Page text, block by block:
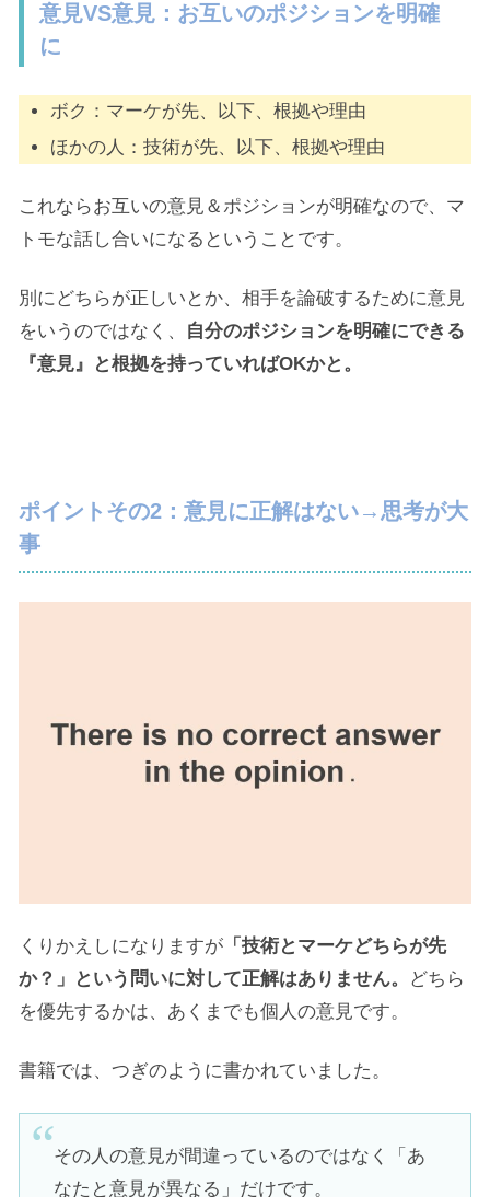
意見VS意見：お互いのポジションを明確
に
ボク：マーケが先、以下、根拠や理由
ほかの人：技術が先、以下、根拠や理由
これならお互いの意見＆ポジションが明確なので、マ
トモな話し合いになるということです。
別にどちらが正しいとか、相手を論破するために意見
をいうのではなく、
自分のポジションを明確にできる
『意見』と根拠を持っていればOKかと。
ポイントその2：意見に正解はない→思考が大
事
くりかえしになりますが 「技術とマーケどちらが先
か？」という問いに対して正解はありません。
どちら
を優先するかは、あくまでも個人の意見です。
書籍では、つぎのように書かれていました。
その人の意見が間違っているのではなく「あ
なたと意見が異なる」だけです。